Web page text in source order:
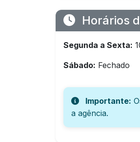
Horários
Segunda a Sexta:
Sábado: Fechado
Importante:
a agência.